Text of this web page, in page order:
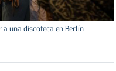
una discoteca en Berlín